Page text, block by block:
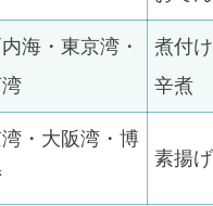
海・東京湾・
煮付
辛煮
・大阪湾・博
素揚